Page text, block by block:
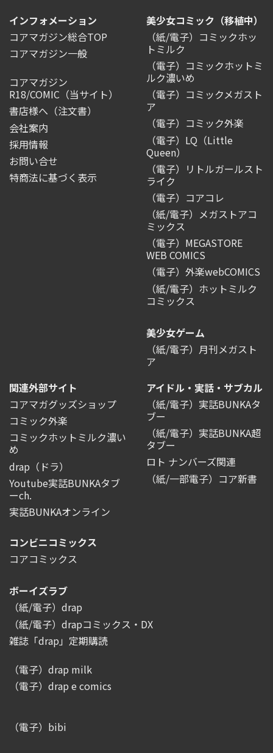
インフォメーション
コアマガジン総合TOP
コアマガジン一般
コアマガジン
R18/COMIC （当サイト）
書店様へ（注文書）
会社案内
採用情報
お問い合せ
特商法に基づく表示
美少女コミック（移植中）
（紙/電子）コミックホッ
トミルク
（電子）コミックホットミ
ルク濃いめ
（電子）コミックメガスト
ア
（電子）コミック外楽
（電子）LQ（Little
Queen）
（電子）リトルガールスト
ライク
（電子）コアコレ
（紙/電子）メガストアコ
ミックス
（電子）MEGASTORE
WEB COMICS
（電子）外楽webCOMICS
（紙/電子）ホットミルク
コミックス
美少女ゲーム
（紙/電子）月刊メガスト
ア
関連外部サイト
コアマガグッズショップ
コミック外楽
コミックホットミルク濃い
め
drap（ドラ）
Youtube実話BUNKAタブ
ーch.
実話BUNKAオンライン
アイドル・実話・サブカル
（紙/電子）実話BUNKAタ
ブー
（紙/電子）実話BUNKA超
タブー
ロト ナンバーズ関連
（紙/一部電子）コア新書
コンビニコミックス
コアコミックス
ボーイズラブ
（紙/電子）drap
（紙/電子）drapコミックス・DX
雑誌「drap」定期購読
（電子）drap milk
（電子）drap e comics
（電子）bibi